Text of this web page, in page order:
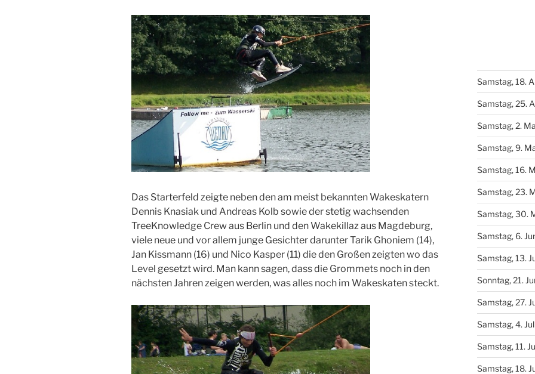
Das Starterfeld zeigte neben den am meist bekannten Wakeskatern
Dennis Knasiak und Andreas Kolb sowie der stetig wachsenden
TreeKnowledge Crew aus Berlin und den Wakekillaz aus Magdeburg,
viele neue und vor allem junge Gesichter darunter Tarik Ghoniem (14),
Jan Kissmann (16) und Nico Kasper (11) die den Großen zeigten wo das
Level gesetzt wird. Man kann sagen, dass die Grommets noch in den
nächsten Jahren zeigen werden, was alles noch im Wakeskaten steckt.
Samstag, 18.
Samstag, 25.
Samstag, 2.
Samstag, 9.
Samstag, 16.
Samstag, 23.
Samstag, 30.
Samstag, 6.
Samstag, 13.
Sonntag, 21.
Samstag, 27.
Samstag, 4.
Samstag, 11.
Samstag, 18.